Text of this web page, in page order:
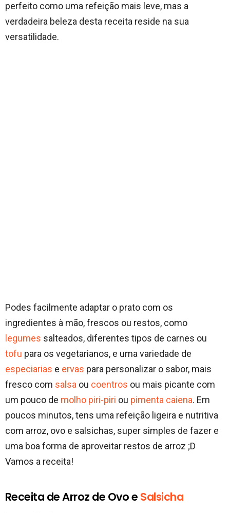
perfeito como uma refeição mais leve, mas a
verdadeira beleza desta receita reside na sua
versatilidade.
Podes facilmente adaptar o prato com os
ingredientes à mão, frescos ou restos, como
legumes salteados, diferentes tipos de carnes ou
tofu para os vegetarianos, e uma variedade de
especiarias e ervas para personalizar o sabor, mais
fresco com salsa ou coentros ou mais picante com
um pouco de molho piri-piri ou pimenta caiena. Em
poucos minutos, tens uma refeição ligeira e nutritiva
com arroz, ovo e salsichas, super simples de fazer e
uma boa forma de aproveitar restos de arroz ;D
Vamos a receita!
Receita de Arroz de Ovo e Salsicha